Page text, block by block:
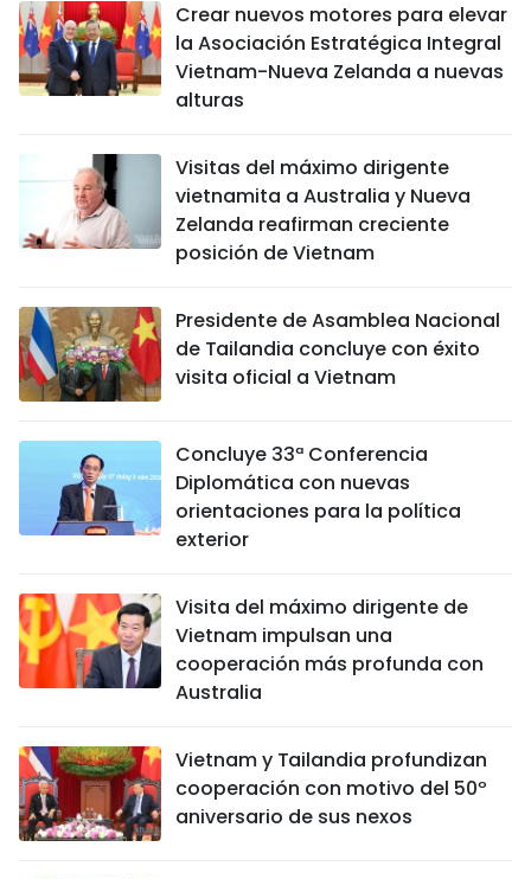
Crear nuevos motores para elevar
la Asociación Estratégica Integral
Vietnam-Nueva Zelanda a nuevas
alturas
Visitas del máximo dirigente
vietnamita a Australia y Nueva
Zelanda reafirman creciente
posición de Vietnam
Presidente de Asamblea Nacional
de Tailandia concluye con éxito
visita oficial a Vietnam
Concluye 33ª Conferencia
Diplomática con nuevas
orientaciones para la política
exterior
Visita del máximo dirigente de
Vietnam impulsan una
cooperación más profunda con
Australia
Vietnam y Tailandia profundizan
cooperación con motivo del 50º
aniversario de sus nexos